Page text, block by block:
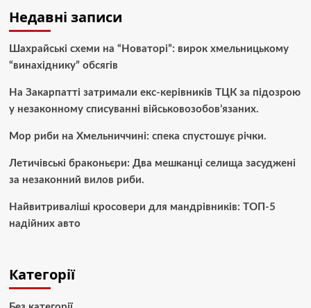
Недавні записи
Шахрайські схеми на “Новаторі”: вирок хмельницькому
“винахіднику” обсягів
На Закарпатті затримали екс-керівників ТЦК за підозрою
у незаконному списуванні військовозобов’язаних.
Мор риби на Хмельниччині: спека спустошує річки.
Летичівські браконьєри: Два мешканці селища засуджені
за незаконний вилов риби.
Найвитриваліші кросовери для мандрівників: ТОП-5
надійних авто
Категорії